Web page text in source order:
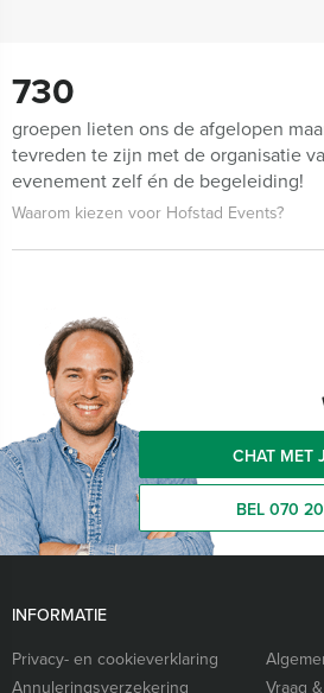
730
groepen lieten ons de afgelopen
tevreden te zijn met de organisatie
evenement zelf én de begeleiding!
Waarom kiezen voor Hofstad Events?
CHAT MET
BEL 070
INFORMATIE
Privacy- en cookieverklaring
Annuleringsverzekering
Vraag